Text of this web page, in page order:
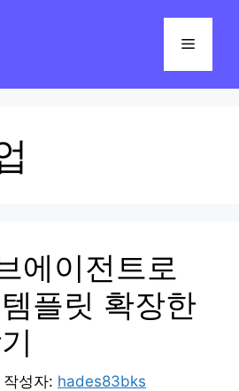
메
에이전트로
플릿 확장한
작성자: hades83bks